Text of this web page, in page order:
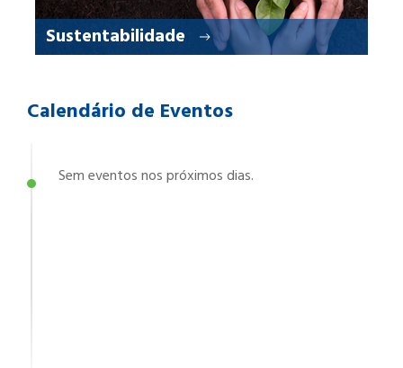
Calendário de Eventos
Sem eventos nos próximos dias.
Sustentabilidade